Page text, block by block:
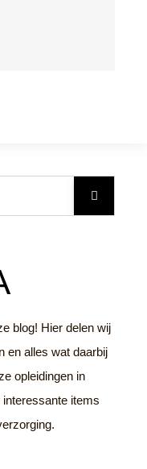
blog! Hier delen wij
en alles wat daarbij
opleidingen in
items